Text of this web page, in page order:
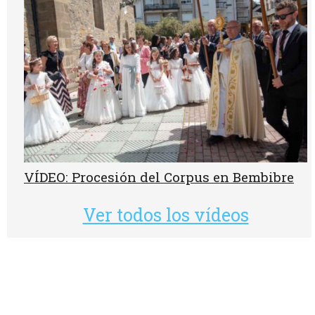
VÍDEO: Procesión del Corpus en Bembibre
Ver todos los vídeos